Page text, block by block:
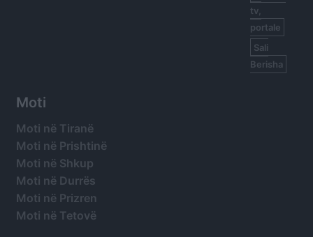
tv,
portale
Sali
Berisha
Moti
Moti në Tiranë
Moti në Prishtinë
Moti në Shkup
Moti në Durrës
Moti në Prizren
Moti në Tetovë